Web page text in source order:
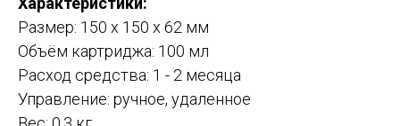
Размер: 150 х 150 х 62 мм
Объём картриджа: 100 мл
Расход средства: 1 - 2 месяца
Управление: ручное, удаленное